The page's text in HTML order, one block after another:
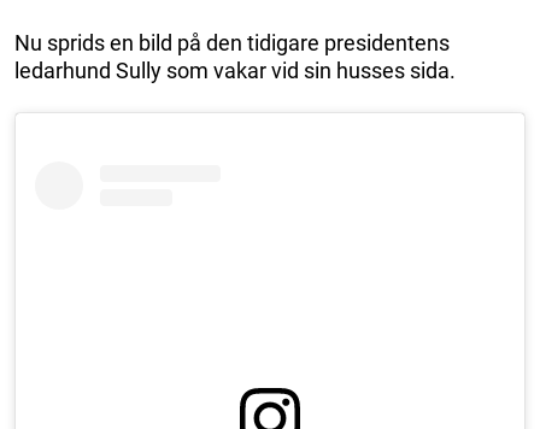
Nu sprids en bild på den tidigare presidentens
ledarhund Sully som vakar vid sin husses sida.